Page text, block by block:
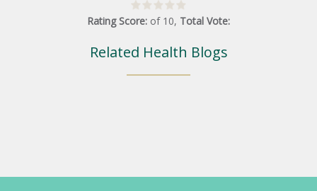
Rating Score: of 10, Total Vote:
Related Health Blogs